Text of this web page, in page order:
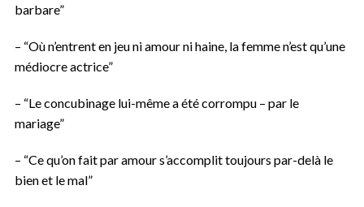
barbare”
– “Où n’entrent en jeu ni amour ni haine, la femme n’est qu’une
médiocre actrice”
– “Le concubinage lui-même a été corrompu – par le
mariage”
– “Ce qu’on fait par amour s’accomplit toujours par-delà le
bien et le mal”